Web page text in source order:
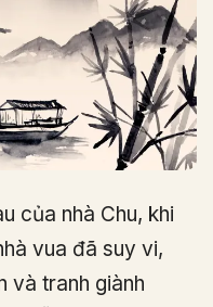
của nhà Chu, khi
vua đã suy vi,
và tranh giành